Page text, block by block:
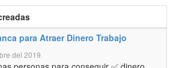
para Atraer Dinero Trabajo
del 2019